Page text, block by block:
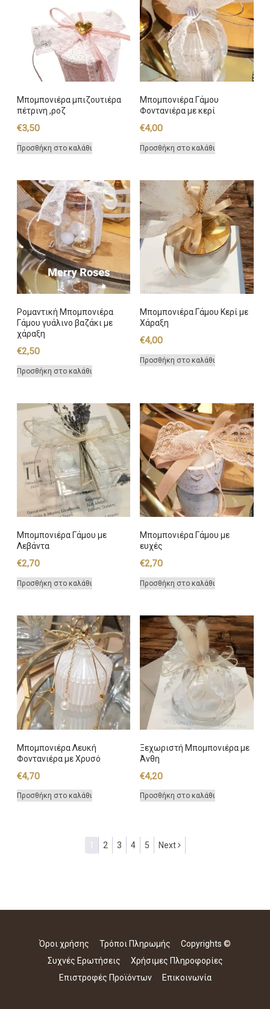
Μπομπονιέρα μπιζουτιέρα
πέτρινη ,ροζ
€3,50
Προσθήκη στο καλάθι
Μπομπονιέρα Γάμου
Φοντανιέρα με κερί
€4,00
Προσθήκη στο καλάθι
Ρομαντική Μπομπονιέρα
Γάμου γυάλινο βαζάκι με
χάραξη
€2,50
Προσθήκη στο καλάθι
Μπομπονιέρα Γάμου Κερί με
Χάραξη
€4,00
Προσθήκη στο καλάθι
Μπομπονιέρα Γάμου με
Λεβάντα
€2,70
Προσθήκη στο καλάθι
Μπομπονιέρα Γάμου με
ευχές
€2,70
Προσθήκη στο καλάθι
Μπομπονιέρα Λευκή
Φοντανιέρα με Χρυσό
€4,70
Προσθήκη στο καλάθι
Ξεχωριστή Μπομπονιέρα με
Άνθη
€4,20
Προσθήκη στο καλάθι
1 2 3 4 5 Next
Όροι χρήσης Τρόποι Πληρωμής
Copyrights ©
Συχνές Ερωτήσεις
Χρήσιμες Πληροφορίες
Επιστροφές Προϊόντων
Επικοινωνία